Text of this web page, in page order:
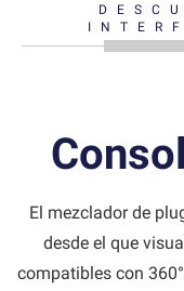
El mezclador de
desde el que
compatibles con